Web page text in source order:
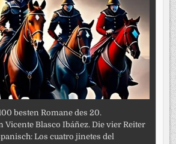
besten Romane des 20.
Vicente Blasco Ibáñez. Die vier Reiter
Los cuatro jinetes del